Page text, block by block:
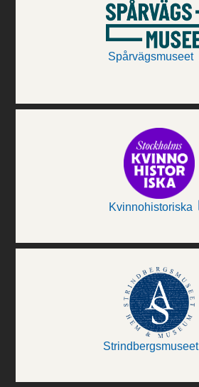
Spårvägsmuseet
Kvinnohistoriska
Strindbergsmuseet